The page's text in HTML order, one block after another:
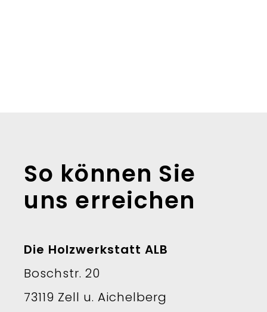
So können Sie
uns erreichen
Die Holzwerkstatt ALB
Boschstr. 20
73119 Zell u. Aichelberg